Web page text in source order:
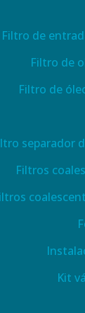
Filtro de
Filtro de
Filtro de
separador
Filtros
Kit